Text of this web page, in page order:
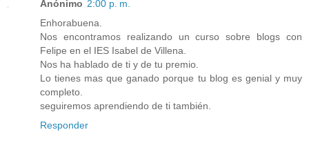
Anónimo 2:00 p. m.
Enhorabuena.
Nos encontramos realizando un curso sobre blogs con
Felipe en el IES Isabel de Villena.
Nos ha hablado de ti y de tu premio.
Lo tienes mas que ganado porque tu blog es genial y muy
completo.
seguiremos aprendiendo de ti también.
Responder